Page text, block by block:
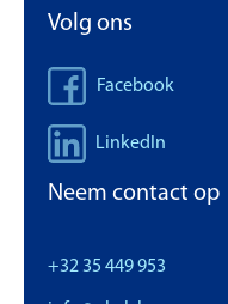
Volg ons
Facebook
LinkedIn
Neem contact op
+32 35 449 953